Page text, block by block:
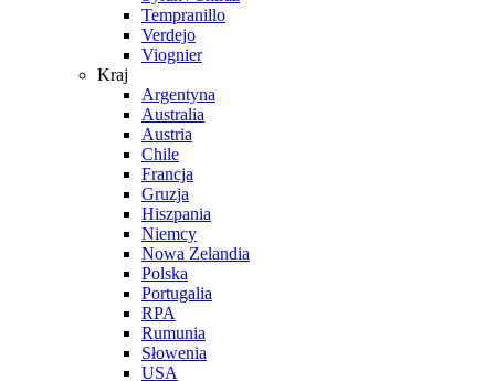
Tempranillo
Verdejo
Viognier
Kraj
Argentyna
Australia
Austria
Chile
Francja
Gruzja
Hiszpania
Niemcy
Nowa Zelandia
Polska
Portugalia
RPA
Rumunia
Słowenia
USA